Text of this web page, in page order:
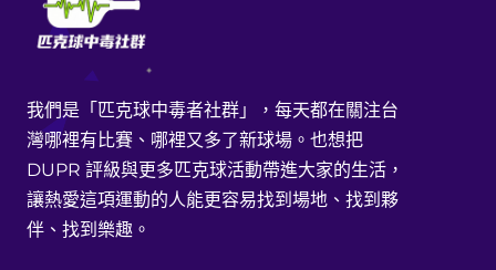
我們是「匹克球中毒者社群」，每天都在關注台
灣哪裡有比賽、哪裡又多了新球場。也想把
DUPR 評級與更多匹克球活動帶進大家的生活，
讓熱愛這項運動的人能更容易找到場地、找到夥
伴、找到樂趣。